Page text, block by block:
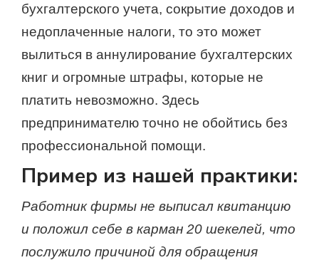
бухгалтерского учета, сокрытие доходов и
недоплаченные налоги, то это может
вылиться в аннулирование бухгалтерских
книг и огромные штрафы, которые не
платить невозможно. Здесь
предпринимателю точно не обойтись без
профессиональной помощи.
Пример из нашей практики:
Работник фирмы не выписал квитанцию
и положил себе в карман 20 шекелей, что
послужило причиной для обращения